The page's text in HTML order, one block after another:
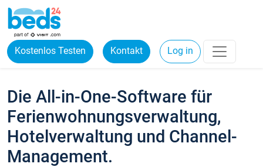
Kostenlos Testen Kontakt Log in
Die All-in-One-Software für
Ferienwohnungsverwaltung,
Hotelverwaltung und Channel-
Management.